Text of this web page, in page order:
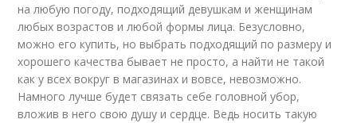
на любую погоду, подходящий девушкам и женщинам
любых возрастов и любой формы лица. Безусловно,
можно его купить, но выбрать подходящий по размеру и
хорошего качества бывает не просто, а найти не такой
как у всех вокруг в магазинах и вовсе, невозможно.
Намного лучше будет связать себе головной убор,
вложив в него свою душу и сердце. Ведь носить такую